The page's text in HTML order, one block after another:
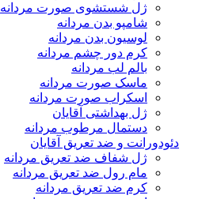
ژل شستشوی صورت مردانه
شامپو بدن مردانه
لوسیون بدن مردانه
کرم دور چشم مردانه
بالم لب مردانه
ماسک صورت مردانه
اسکراب صورت مردانه
ژل بهداشتی آقایان
دستمال مرطوب مردانه
دئودورانت و ضد تعریق آقایان
ژل شفاف ضد تعریق مردانه
مام رول ضد تعریق مردانه
کرم ضد تعریق مردانه